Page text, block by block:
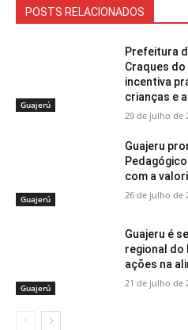
POSTS RELACIONADOS
Guajerú
Prefeitura
Craques do
incentiva
crianças e
29 de julho de
Guajerú
Guajeru
com a
26 de julho de
Guajerú
Guajeru é
regional do
ações na
21 de julho de